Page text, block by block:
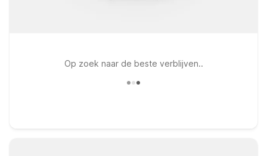
Op zoek naar de beste verblijven..